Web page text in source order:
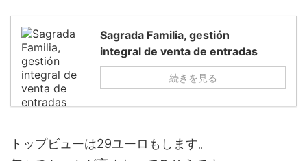
Sagrada Familia, gestión
integral de venta de entradas
続きを見る
トップビューは29ユーロもします。